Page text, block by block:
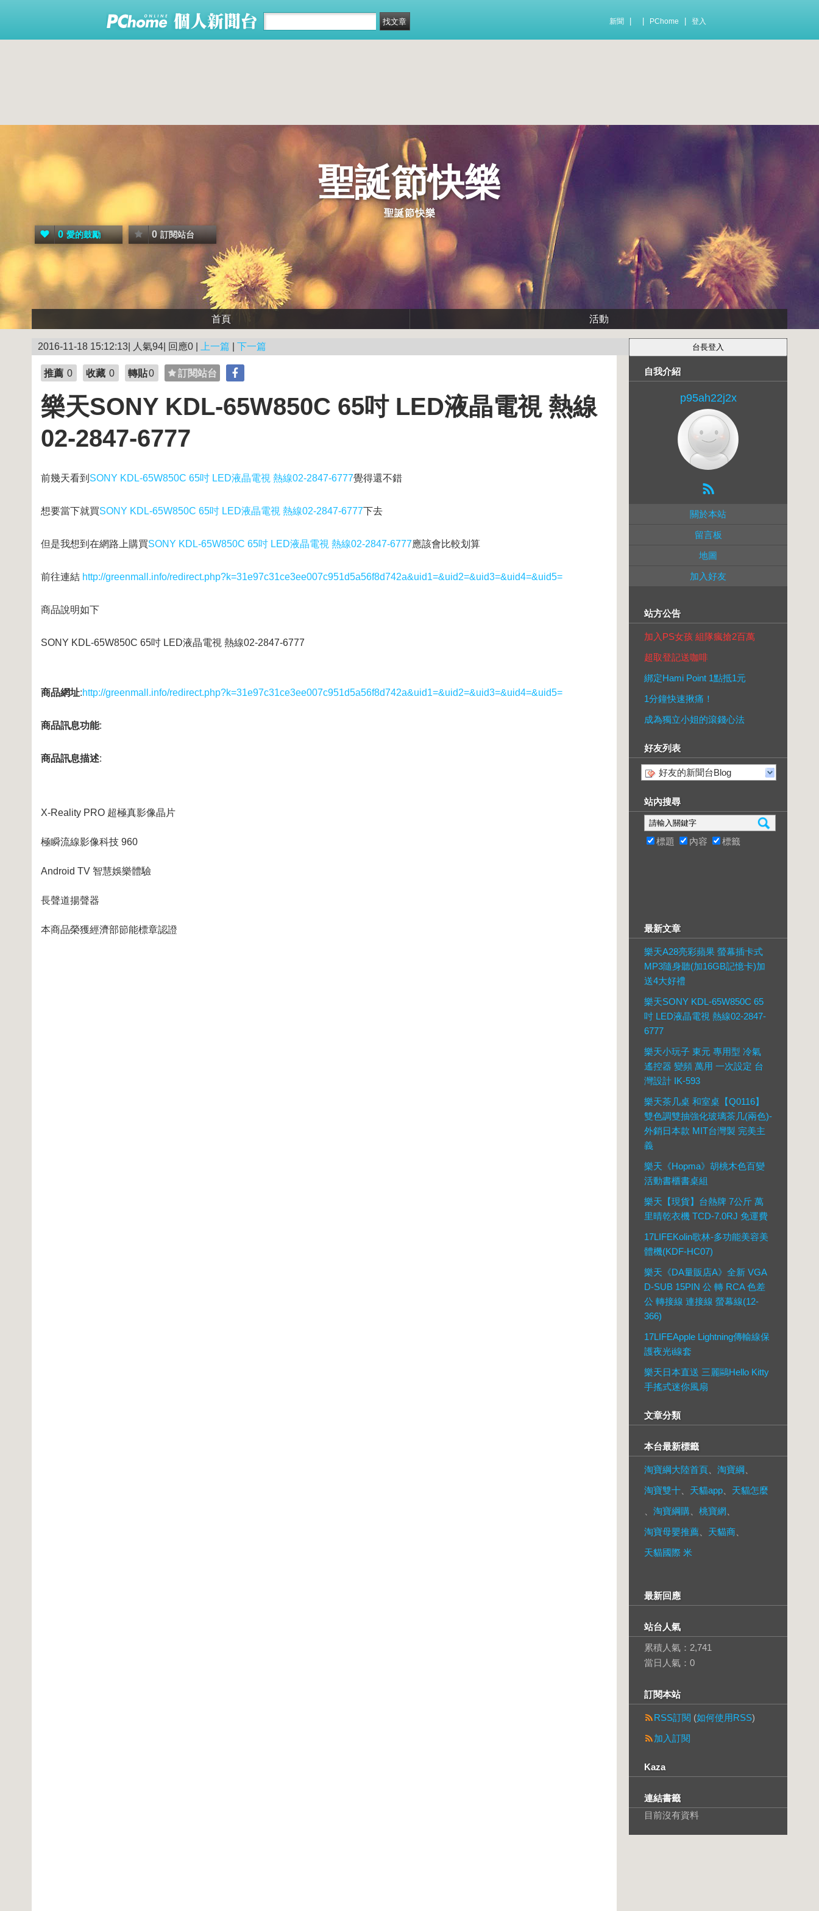
新聞 PChome 登入
聖誕節快樂
聖誕節快樂
0 愛的鼓勵 0 訂閱站台
首頁 活動
2016-11-18 15:12:13| 人氣94| 回應0 | 上一篇 下一篇
推薦 0 收藏 0 轉貼0 訂閱站台
樂天SONY KDL-65W850C 65吋 LED液晶電視 熱線
02-2847-6777
前幾天看到 SONY KDL-65W850C 65吋 LED液晶電視 熱線02-2847-6777覺得還不錯
想要當下就買SONY KDL-65W850C 65吋 LED液晶電視 熱線02-2847-6777下去
但是我想到在網路上購買SONY KDL-65W850C 65吋 LED液晶電視 熱線02-2847-6777應該會比較划算
前往連結 http://greenmall.info/redirect.php?k=31e97c31ce3ee007c951d5a56f8d742a&uid1=&uid2=&uid3=&uid4=&uid5=
商品說明如下
SONY KDL-65W850C 65吋 LED液晶電視 熱線02-2847-6777
商品網址:http://greenmall.info/redirect.php?k=31e97c31ce3ee007c951d5a56f8d742a&uid1=&uid2=&uid3=&uid4=&uid5=
商品訊息功能:
商品訊息描述:
X-Reality PRO 超極真影像晶片
極瞬流線影像科技 960
Android TV 智慧娛樂體驗
長聲道揚聲器
本商品榮獲經濟部節能標章認證
自我介紹
p95ah22j2x
關於本站
留言板
地圖
加入好友
站方公告
加入PS女孩 組隊瘋搶2百萬
超取登記送咖啡
綁定Hami Point 1點抵1元
1分鐘快速揪痛！
成為獨立小姐的滾錢心法
好友列表
好友的新聞台Blog
站內搜尋
標題 內容 標籤
最新文章
樂天A28亮彩蘋果 螢幕插卡式
MP3隨身聽(加16GB記憶卡)加
送4大好禮
樂天SONY KDL-65W850C 65
吋 LED液晶電視 熱線02-2847-
6777
樂天小玩子 東元 專用型 冷氣
遙控器 變頻 萬用 一次設定 台
灣設計 IK-593
樂天茶几桌 和室桌【Q0116】
雙色調雙抽強化玻璃茶几(兩色)-
外銷日本款 MIT台灣製 完美主
義
樂天《Hopma》胡桃木色百變
活動書櫃書桌組
樂天【現貨】台熱牌 7公斤 萬
里晴乾衣機 TCD-7.0RJ 免運費
17LIFEKolin歌林-多功能美容美
體機(KDF-HC07)
樂天《DA量販店A》全新 VGA
D-SUB 15PIN 公 轉 RCA 色差
公 轉接線 連接線 螢幕線(12-
366)
17LIFEApple Lightning傳輸線保
護夜光i線套
樂天日本直送 三麗鷗Hello Kitty
手搖式迷你風扇
文章分類
本台最新標籤
淘寶綱大陸首頁 淘寶綱
淘寶雙十
天貓app
天貓怎麼
淘寶綱購 桃寶網
淘寶母嬰推薦
天貓商
天貓國際 米
最新回應
站台人氣
累積人氣： 2,741
當日人氣： 0
訂閱本站
RSS訂閱 (如何使用RSS)
加入訂閱
Kaza
連結書籤
目前沒有資料